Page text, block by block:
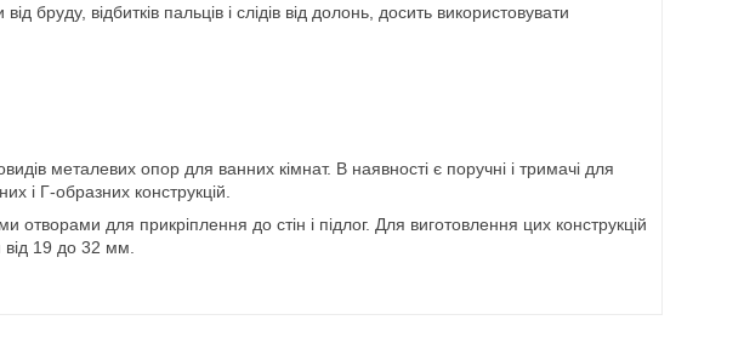
бруду, відбитків пальців і слідів від долонь, досить використовувати
металевих опор для ванних кімнат. В наявності є поручні і тримачі для
і Г-образних конструкцій.
отворами для прикріплення до стін і підлог. Для виготовлення цих конструкцій
від 19 до 32 мм.